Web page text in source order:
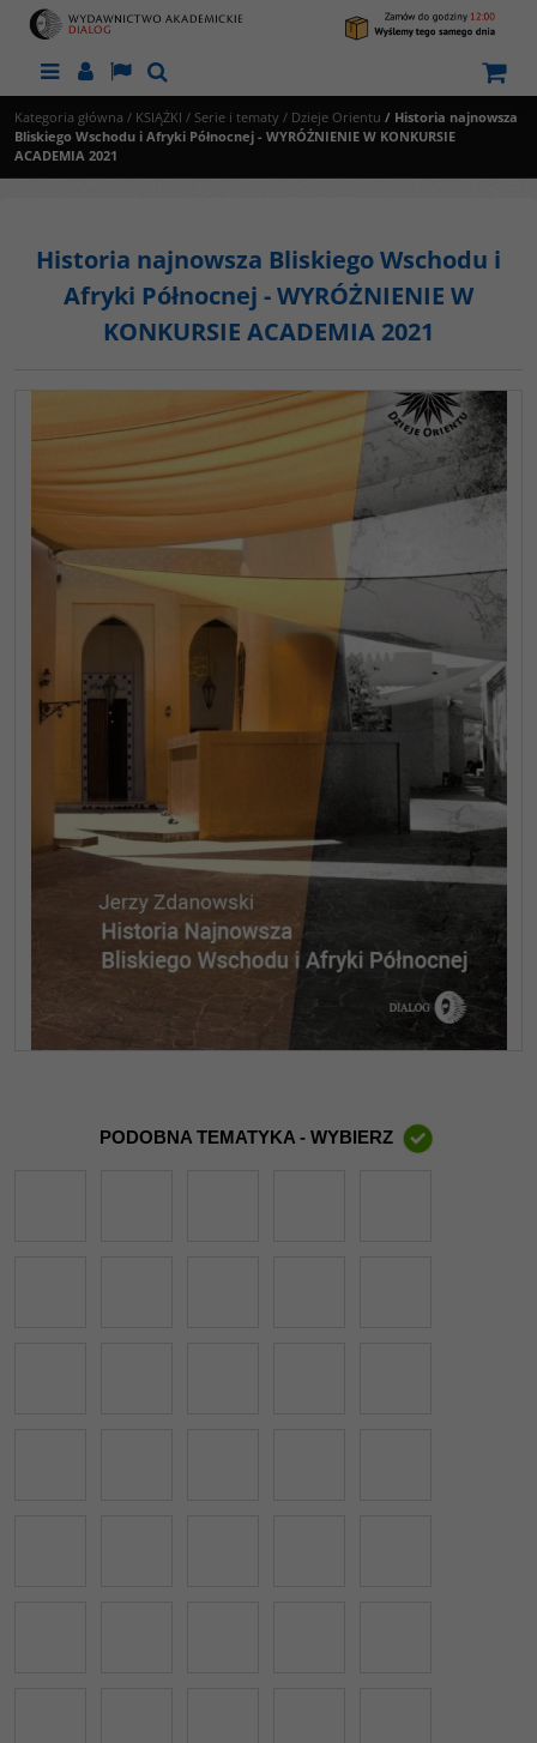
MenuPanelLangSzukaj
Kategoria główna / KSIĄŻKI / Serie i tematy / Dzieje Orientu / Historia najnowsza
Bliskiego Wschodu i Afryki Północnej - WYRÓŻNIENIE W KONKURSIE
ACADEMIA 2021
Historia najnowsza Bliskiego Wschodu i
Afryki Północnej - WYRÓŻNIENIE W
KONKURSIE ACADEMIA 2021
PODOBNA TEMATYKA - WYBIERZ